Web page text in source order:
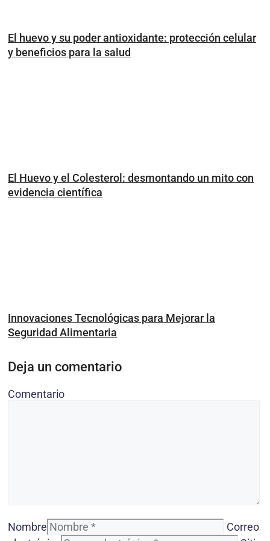
El huevo y su poder antioxidante: protección celular
y beneficios para la salud
El Huevo y el Colesterol: desmontando un mito con
evidencia científica
Innovaciones Tecnológicas para Mejorar la
Seguridad Alimentaria
Deja un comentario
Comentario
Nombre
Correo